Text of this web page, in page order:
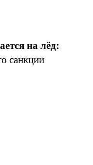
на лёд:
санкции